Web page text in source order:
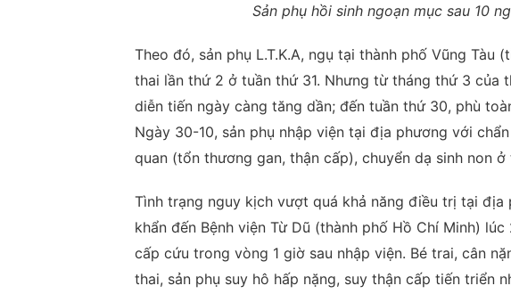
Sản phụ hồi sinh ngoạn mục sau 10
Theo đó, sản phụ L.T.K.A, ngụ tại thành phố Vũng Tàu
thai lần thứ 2 ở tuần thứ 31. Nhưng từ tháng thứ 3 của
diễn tiến ngày càng tăng dần; đến tuần thứ 30, phù
Ngày 30-10, sản phụ nhập viện tại địa phương với
quan (tổn thương gan, thận cấp), chuyển dạ sinh non ở
Tình trạng nguy kịch vượt quá khả năng điều trị tại địa
khẩn đến Bệnh viện Từ Dũ (thành phố Hồ Chí Minh)
cấp cứu trong vòng 1 giờ sau nhập viện. Bé trai, cân
thai, sản phụ suy hô hấp nặng, suy thận cấp tiến triển